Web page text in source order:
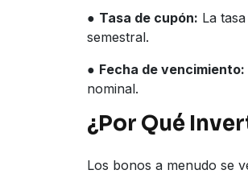
● Tasa de cupón: La
semestral.
● Fecha de vencimiento:
nominal.
¿Por Qué
Los bonos a menudo se